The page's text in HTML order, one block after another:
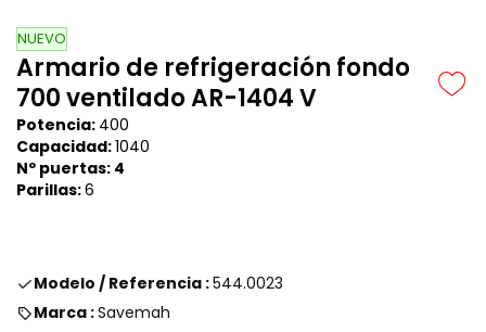
NUEVO
Armario de refrigeración fondo
700 ventilado AR-1404 V
Potencia: 400
Capacidad:1040
Nº puertas: 4
Parillas:6
Modelo / Referencia :544.0023
Marca :Savemah